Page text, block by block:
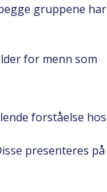
gruppene har
for menn som
forståelse hos
presenteres på